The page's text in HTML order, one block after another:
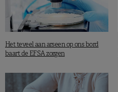
Het teveel aan arseen op ons bord
baart de EFSA zorgen